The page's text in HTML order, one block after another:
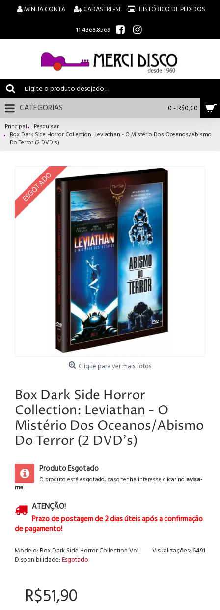
MINHA CONTA CADASTRE-SE
HISTÓRICO DE PEDIDOS
11 4368.8569
0 - R$0,00
CATEGORIAS
Principal
Pesquisar
Box Dark Side Horror Collection: Leviathan - O Mistério Dos Oceanos/Abismo
Do Terror (2 DVD's)
ESGOTADO
Clique para ver mais fotos
Box Dark Side Horror
Collection: Leviathan - O
Mistério Dos Oceanos/Abismo
Do Terror (2 DVD's)
Produto Esgotado
O produto está esgotado, caso tenha interesse clicar no avisa-
me.
ATENÇÃO!
Prazo de postagem de 2 dias úteis após a confirmação
de pagamento!
Visualizações: 6491
Modelo:Box Dark Side Horror Collection Vol.
Disponibilidade:Esgotado
R$51,90